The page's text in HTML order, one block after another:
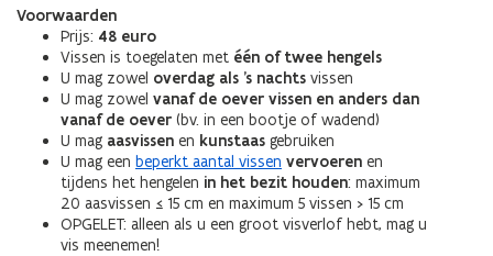
Voorwaarden
Prijs: 48 euro
Vissen is toegelaten met één of twee hengels
U mag zowel overdag als ’s nachts vissen
U mag zowel vanaf de oever vissen en anders dan
vanaf de oever (bv. in een bootje of wadend)
U mag aasvissen en kunstaas gebruiken
U mag een beperkt aantal vissen vervoeren en
tijdens het hengelen in het bezit houden: maximum
20 aasvissen ≤ 15 cm en maximum 5 vissen > 15 cm
OPGELET: alleen als u een groot visverlof hebt, mag u
vis meenemen!